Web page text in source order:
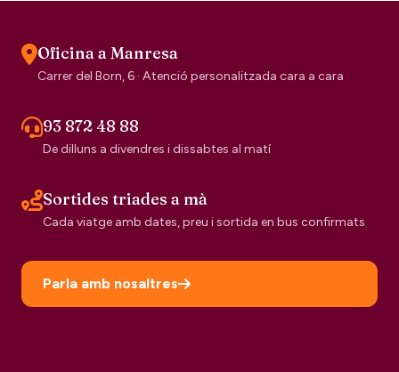
Oficina a Manresa
Carrer del Born, 6 · Atenció personalitzada cara a cara
93 872 48 88
De dilluns a divendres i dissabtes al matí
Sortides triades a mà
Cada viatge amb dates, preu i sortida en bus confirmats
Parla amb nosaltres